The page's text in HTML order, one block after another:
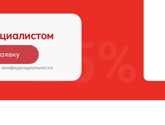
конфиденциальности